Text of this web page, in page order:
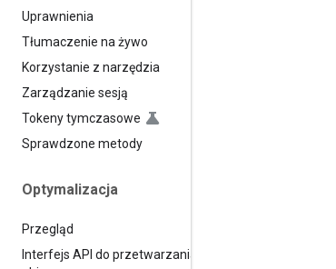
Uprawnienia
Tłumaczenie na żywo
Korzystanie z narzędzia
Zarządzanie sesją
Tokeny tymczasowe
Sprawdzone metody
Optymalizacja
Przegląd
Interfejs API do przetwarzania